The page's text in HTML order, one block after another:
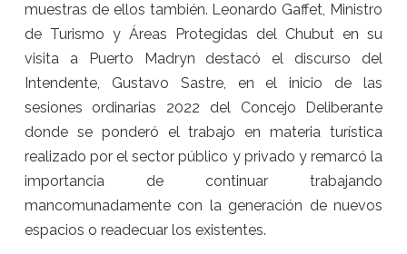
muestras de ellos también. Leonardo Gaffet, Ministro
de Turismo y Áreas Protegidas del Chubut en su
visita a Puerto Madryn destacó el discurso del
Intendente, Gustavo Sastre, en el inicio de las
sesiones ordinarias 2022 del Concejo Deliberante
donde se ponderó el trabajo en materia turística
realizado por el sector público y privado y remarcó la
importancia de continuar trabajando
mancomunadamente con la generación de nuevos
espacios o readecuar los existentes.